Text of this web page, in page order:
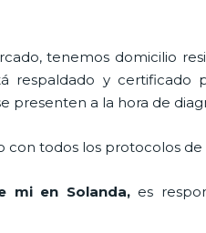
tenemos domicilio
respaldado y certificado
presenten a la hora de
con todos los protocolos de
mi en Solanda, es